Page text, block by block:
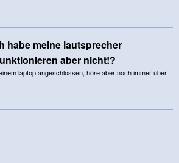
habe meine lautsprecher
aber nicht!?
laptop angeschlossen, höre aber noch immer über